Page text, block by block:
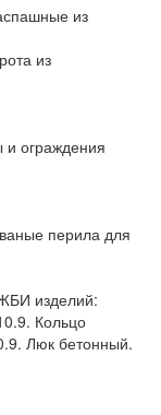
из
из
ограждения
перила для
изделий:
Кольцо
Люк бетонный.